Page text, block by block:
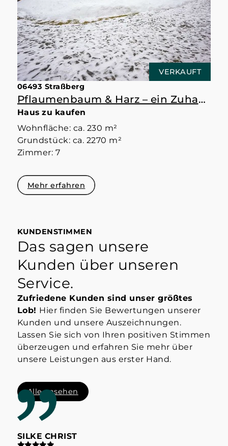
VERKAUFT
06493 Straßberg
Pflaumenbaum & Harz – ein Zuhause mit Raum
Haus zu kaufen
Wohnfläche: ca. 230 m²
Grundstück: ca. 2270 m²
Zimmer: 7
Mehr erfahren
KUNDENSTIMMEN
Das sagen unsere
Kunden über unseren
Service.
Zufriedene Kunden sind unser größtes
Lob! Hier finden Sie Bewertungen unserer
Kunden und unsere Auszeichnungen.
Lassen Sie sich von Ihren positiven Stimmen
überzeugen und erfahren Sie mehr über
unsere Leistungen aus erster Hand.
Alle ansehen
SILKE CHRIST